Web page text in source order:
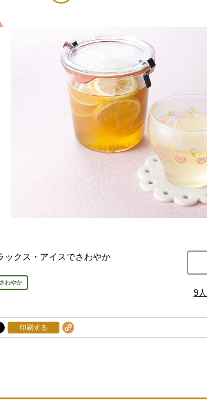
ックス・アイスでさわやか
さわやか
9人
印刷する